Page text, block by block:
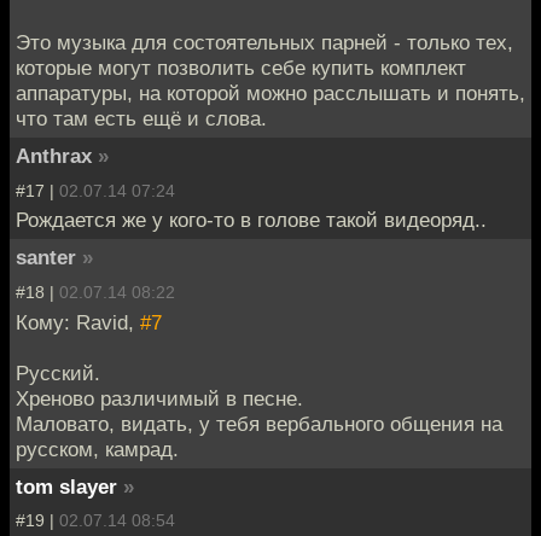
Это музыка для состоятельных парней - только тех,
которые могут позволить себе купить комплект
аппаратуры, на которой можно расслышать и понять,
что там есть ещё и слова.
Anthrax »
#17 | 02.07.14 07:24
Рождается же у кого-то в голове такой видеоряд..
santer »
#18 | 02.07.14 08:22
Кому: Ravid, #7
Русский.
Хреново различимый в песне.
Маловато, видать, у тебя вербального общения на
русском, камрад.
tom slayer »
#19 | 02.07.14 08:54